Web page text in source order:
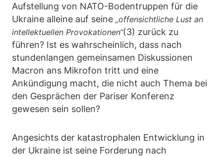
Aufstellung von NATO-Bodentruppen für die
Ukraine alleine auf seine „offensichtliche Lust an
intellektuellen Provokationen“(3) zurück zu
führen? Ist es wahrscheinlich, dass nach
stundenlangen gemeinsamen Diskussionen
Macron ans Mikrofon tritt und eine
Ankündigung macht, die nicht auch Thema bei
den Gesprächen der Pariser Konferenz
gewesen sein sollen?
Angesichts der katastrophalen Entwicklung in
der Ukraine ist seine Forderung nach